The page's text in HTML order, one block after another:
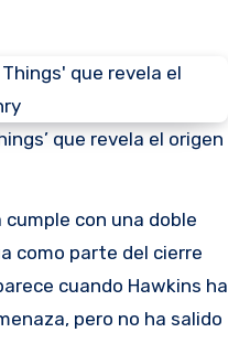
que revela el origen
con una doble
como parte del cierre
cuando Hawkins ha
pero no ha salido